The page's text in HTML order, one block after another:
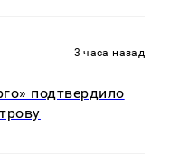
3 часа назад
подтвердило